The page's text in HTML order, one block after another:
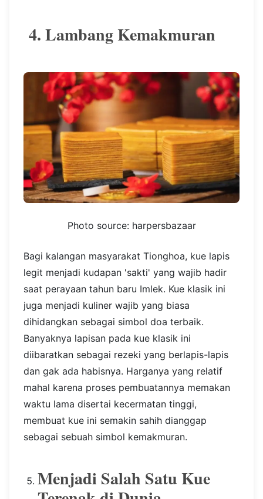
4.Lambang Kemakmuran
Photo source: harpersbazaar
Bagi kalangan masyarakat Tionghoa, kue lapis
legit menjadi kudapan 'sakti' yang wajib hadir
saat perayaan tahun baru Imlek. Kue klasik ini
juga menjadi kuliner wajib yang biasa
dihidangkan sebagai simbol doa terbaik.
Banyaknya lapisan pada kue klasik ini
diibaratkan sebagai rezeki yang berlapis-lapis
dan gak ada habisnya. Harganya yang relatif
mahal karena proses pembuatannya memakan
waktu lama disertai kecermatan tinggi,
membuat kue ini semakin sahih dianggap
sebagai sebuah simbol kemakmuran.
Menjadi Salah Satu Kue